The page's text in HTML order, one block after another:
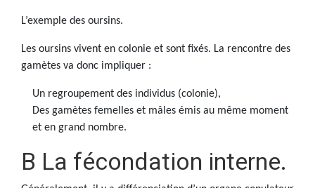
L’exemple des oursins.
Les oursins vivent en colonie et sont fixés. La rencontre des
gamètes va donc impliquer :
Un regroupement des individus (colonie),
Des gamètes femelles et mâles émis au même moment
et en grand nombre.
B La fécondation interne.